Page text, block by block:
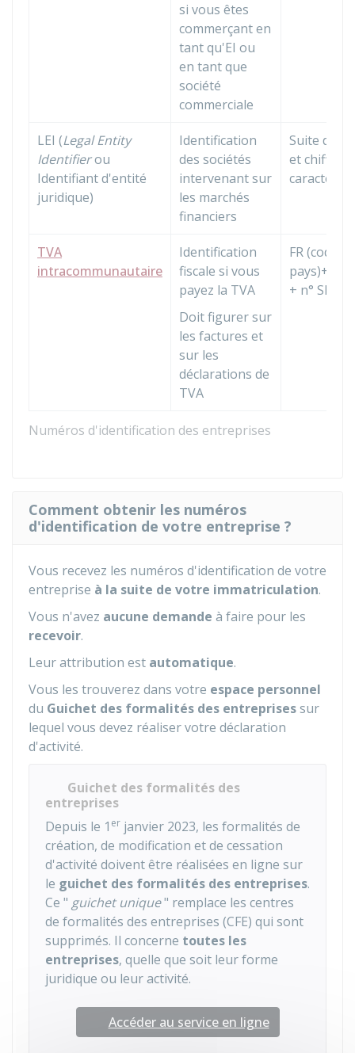
Numéros d'identification des entreprises
si vous êtes
commerçant en
tant qu'EI ou
en tant que
société
commerciale
LEI (Legal Entity
Identifierou
Identifiant d'entité
juridique)
Identification
des sociétés
intervenant sur
les marchés
financiers
Suite de
et chiffres
caractères
TVA
intracommunautaire
Identification
fiscale si vous
payez la TVA
Doit figurer sur
les factures et
sur les
déclarations de
TVA
FR (code
pays)+ 2
+ n° SIREN
Comment obtenir les numéros
d'identification de votre entreprise ?
Vous recevez les numéros d'identification de votre
entreprise à la suite de votre immatriculation.
Vous n'avez aucune demande à faire pour les
recevoir.
Leur attribution est automatique.
Vous les trouverez dans votre espace personnel
du Guichet des formalités des entreprisessur
lequel vous devez réaliser votre déclaration
d'activité.
Guichet des formalités des
entreprises
Depuis le 1 er janvier 2023, les formalités de
création, de modification et de cessation
d'activité doivent être réalisées en ligne sur
le guichet des formalités des entreprises.
Ce " guichet unique" remplace les centres
de formalités des entreprises (CFE) qui sont
supprimés. Il concerne toutes les
entreprises, quelle que soit leur forme
juridique ou leur activité.
Accéder au service en ligne